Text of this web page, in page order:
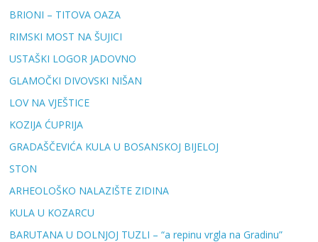
BRIONI – TITOVA OAZA
RIMSKI MOST NA ŠUJICI
USTAŠKI LOGOR JADOVNO
GLAMOČKI DIVOVSKI NIŠAN
LOV NA VJEŠTICE
KOZIJA ĆUPRIJA
GRADAŠČEVIĆA KULA U BOSANSKOJ BIJELOJ
STON
ARHEOLOŠKO NALAZIŠTE ZIDINA
KULA U KOZARCU
BARUTANA U DOLNJOJ TUZLI – “a repinu vrgla na Gradinu”